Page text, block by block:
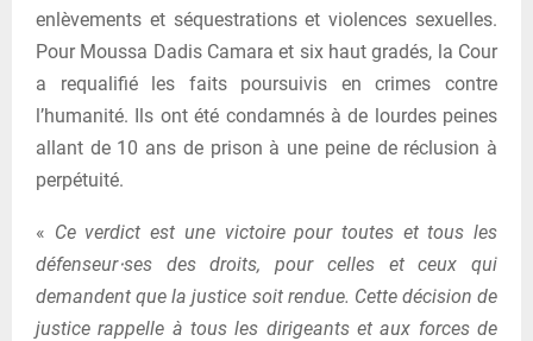
enlèvements et séquestrations et violences sexuelles.
Pour Moussa Dadis Camara et six haut gradés, la Cour
a requalifié les faits poursuivis en crimes contre
l’humanité. Ils ont été condamnés à de lourdes peines
allant de 10 ans de prison à une peine de réclusion à
perpétuité.
« Ce verdict est une victoire pour toutes et tous les
défenseur⋅ses des droits, pour celles et ceux qui
demandent que la justice soit rendue. Cette décision de
justice rappelle à tous les dirigeants et aux forces de